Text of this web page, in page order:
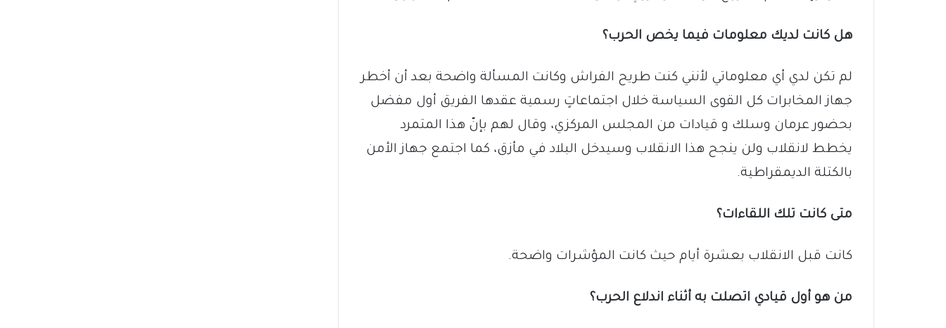
هل كانت لديك معلومات فيما يخص الحرب؟
لم تكن لدي أي معلوماتي لأنني كنت طريح الفراش وكانت المسألة واضحة بعد أن أخطر
جهاز المخابرات كل القوى السياسة خلال اجتماعاتٍ رسمية عقدها الفريق أول مفضل
بحضور عرمان وسلك و قيادات من المجلس المركزي، وقال لهم بإنّ هذا المتمرد
يخطط لانقلاب ولن ينجح هذا الانقلاب وسيدخل البلاد في مأزق، كما اجتمع جهاز الأمن
بالكتلة الديمقراطية.
متى كانت تلك اللقاءات؟
كانت قبل الانقلاب بعشرة أيام حيث كانت المؤشرات واضحة.
من هو أول قيادي اتصلت به أثناء اندلاع الحرب؟